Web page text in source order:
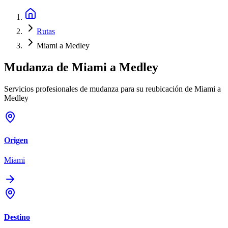
Rutas
Miami a Medley
Mudanza de Miami a Medley
Servicios profesionales de mudanza para su reubicación de Miami a
Medley
Origen
Miami
Destino